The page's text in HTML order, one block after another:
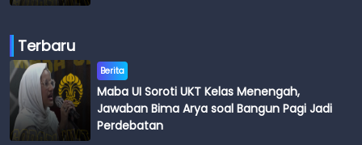
Terbaru
Berita
Maba UI Soroti UKT Kelas Menengah,
Jawaban Bima Arya soal Bangun Pagi Jadi
Perdebatan